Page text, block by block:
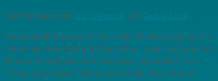
Veröffentlicht am 22. Juli 2026 von Cedrik Lutz
Servicekraft (m/w/d) in Voll- oder Teilzeit gesucht Sie
lieben den Kontakt mit Menschen, arbeiten gerne im
Team und möchten dort arbeiten, wo andere ihre
Freizeit genießen? Dann könnte die Fisch-Borke